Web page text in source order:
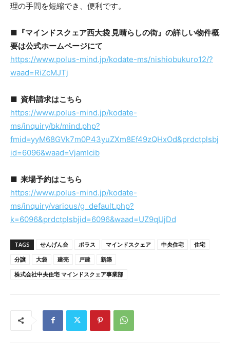
理の手間を短縮でき、便利です。
■『マインドスクェア西大袋 見晴らしの街』の詳しい物件概
要は公式ホームページにて
https://www.polus-mind.jp/kodate-ms/nishiobukuro12/?
waad=RiZcMJTj
■ 資料請求はこちら
https://www.polus-mind.jp/kodate-
ms/inquiry/bk/mind.php?
fmid=yyM68GVk7m0P43yuZXm8Ef49zQHxOd&prdctplsbj
id=6096&waad=VjamIcib
■ 来場予約はこちら
https://www.polus-mind.jp/kodate-
ms/inquiry/various/g_default.php?
k=6096&prdctplsbjid=6096&waad=UZ9qUjDd
TAGS せんげん台 ポラス マインドスクェア 中央住宅
住宅
分譲
大袋 建売 戸建
新築
株式会社中央住宅 マインドスクェア事業部